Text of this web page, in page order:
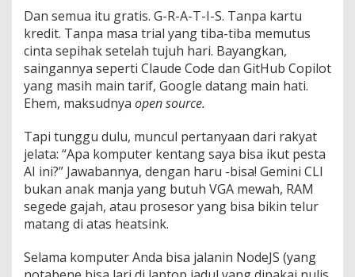
Dan semua itu gratis. G-R-A-T-I-S. Tanpa kartu
kredit. Tanpa masa trial yang tiba-tiba memutus
cinta sepihak setelah tujuh hari. Bayangkan,
saingannya seperti Claude Code dan GitHub Copilot
yang masih main tarif, Google datang main hati.
Ehem, maksudnya open source.
Tapi tunggu dulu, muncul pertanyaan dari rakyat
jelata: “Apa komputer kentang saya bisa ikut pesta
AI ini?” Jawabannya, dengan haru -bisa! Gemini CLI
bukan anak manja yang butuh VGA mewah, RAM
segede gajah, atau prosesor yang bisa bikin telur
matang di atas heatsink.
Selama komputer Anda bisa jalanin NodeJS (yang